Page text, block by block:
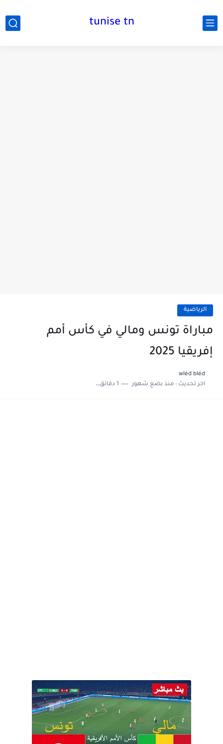
tunise tn
الرياضية
مباراة تونس ومالي في كأس أمم
إفريقيا 2025
wléd bléd
اخر تحديث :منذ بضع شهور 1 دقائق للقراءة